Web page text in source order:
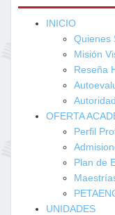
INICIO
Quienes
Misión
Reseña
OFERTA
Perfil
Plan de
UNIDADES